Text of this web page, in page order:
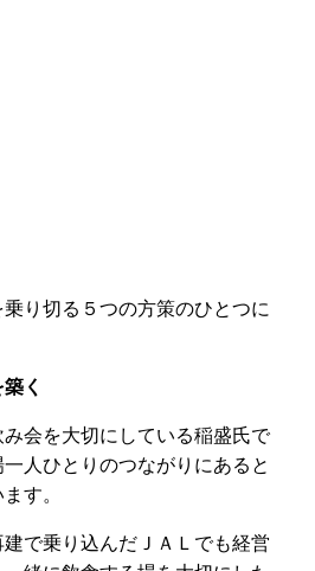
り切る５つの方策のひとつに
く
会を大切にしている稲盛氏で
人ひとりのつながりにあると
す。
で乗り込んだＪＡＬでも経営